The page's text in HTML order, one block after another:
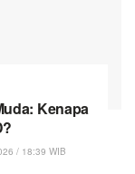
Kenapa
/ 18:39 WIB